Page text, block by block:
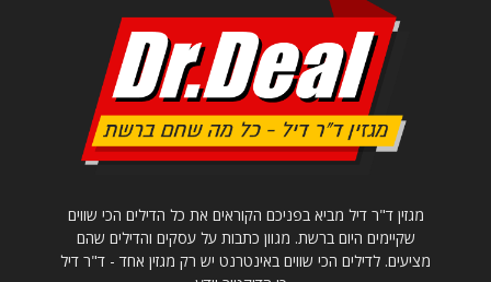
מגזין ד"ר דיל מביא בפניכם הקוראים את כל הדילים הכי שווים
שקיימים היום ברשת. מגוון כתבות על עסקים והדילים שהם
מציעים. לדילים הכי שווים באינטרנט יש רק מגזין אחד - ד"ר דיל